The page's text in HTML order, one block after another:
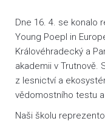
Dne 16. 4. se konalo
Young Poepl in
Královéhradecký a
akademii v Trutnově.
z lesnictví a
vědomostního testu
Naši školu